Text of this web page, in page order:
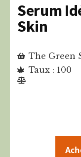
Serum
Skin
The Green
Taux : 100